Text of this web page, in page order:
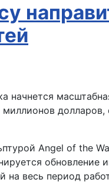
начнется
Angel of the
на весь период